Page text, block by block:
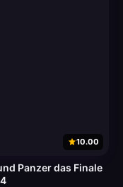
10.00
Panzer das Finale